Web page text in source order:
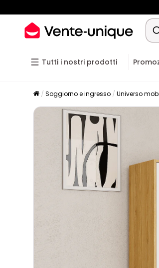
Tutti i nostri prodotti
Soggiorno e ingresso Universo